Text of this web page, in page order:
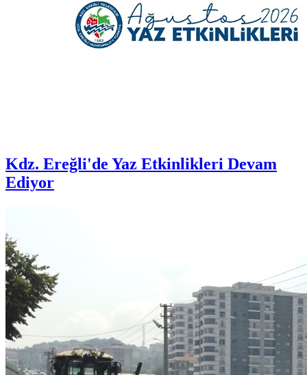
Kdz. Ereğli'de Yaz Etkinlikleri Devam
Ediyor